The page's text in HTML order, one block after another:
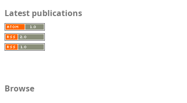
Latest publications
Browse